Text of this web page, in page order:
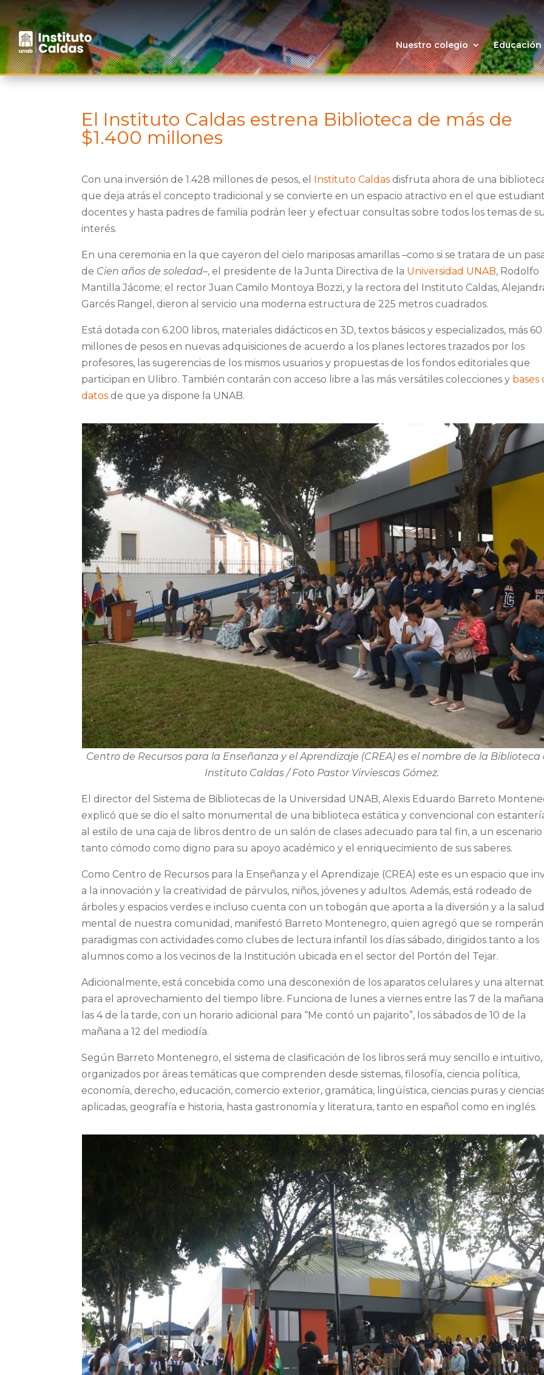
Nuestro colegio Educación
El Instituto Caldas estrena Biblioteca de más de
$1.400 millones
Con una inversión de 1.428 millones de pesos, el Instituto Caldas disfruta ahora de una
que deja atrás el concepto tradicional y se convierte en un espacio atractivo en el que
docentes y hasta padres de familia podrán leer y efectuar consultas sobre todos los temas de
interés.
En una ceremonia en la que cayeron del cielo mariposas amarillas –como si se tratara de un
de Cien años de soledad–, el presidente de la Junta Directiva de la Universidad UNAB, Rodolfo
Mantilla Jácome; el rector Juan Camilo Montoya Bozzi, y la rectora del Instituto Caldas,
Garcés Rangel, dieron al servicio una moderna estructura de 225 metros cuadrados.
Está dotada con 6.200 libros, materiales didácticos en 3D, textos básicos y especializados, más 60
millones de pesos en nuevas adquisiciones de acuerdo a los planes lectores trazados por los
profesores, las sugerencias de los mismos usuarios y propuestas de los fondos editoriales que
participan en Ulibro. También contarán con acceso libre a las más versátiles colecciones y bases
datos de que ya dispone la UNAB.
Centro de Recursos para la Enseñanza y el Aprendizaje (CREA) es el nombre de la Biblioteca
Instituto Caldas / Foto Pastor Virviescas Gómez.
El director del Sistema de Bibliotecas de la Universidad UNAB, Alexis Eduardo Barreto
explicó que se dio el salto monumental de una biblioteca estática y convencional con
al estilo de una caja de libros dentro de un salón de clases adecuado para tal fin, a un escenario
tanto cómodo como digno para su apoyo académico y el enriquecimiento de sus saberes.
Como Centro de Recursos para la Enseñanza y el Aprendizaje (CREA) este es un espacio que
a la innovación y la creatividad de párvulos, niños, jóvenes y adultos. Además, está rodeado de
árboles y espacios verdes e incluso cuenta con un tobogán que aporta a la diversión y a la
mental de nuestra comunidad, manifestó Barreto Montenegro, quien agregó que se romperán
paradigmas con actividades como clubes de lectura infantil los días sábado, dirigidos tanto a los
alumnos como a los vecinos de la Institución ubicada en el sector del Portón del Tejar.
Adicionalmente, está concebida como una desconexión de los aparatos celulares y una
para el aprovechamiento del tiempo libre. Funciona de lunes a viernes entre las 7 de la
las 4 de la tarde, con un horario adicional para “Me contó un pajarito”, los sábados de 10 de la
mañana a 12 del mediodía.
Según Barreto Montenegro, el sistema de clasificación de los libros será muy sencillo e intuitivo,
organizados por áreas temáticas que comprenden desde sistemas, filosofía, ciencia política,
economía, derecho, educación, comercio exterior, gramática, lingüística, ciencias puras y
aplicadas, geografía e historia, hasta gastronomía y literatura, tanto en español como en inglés.